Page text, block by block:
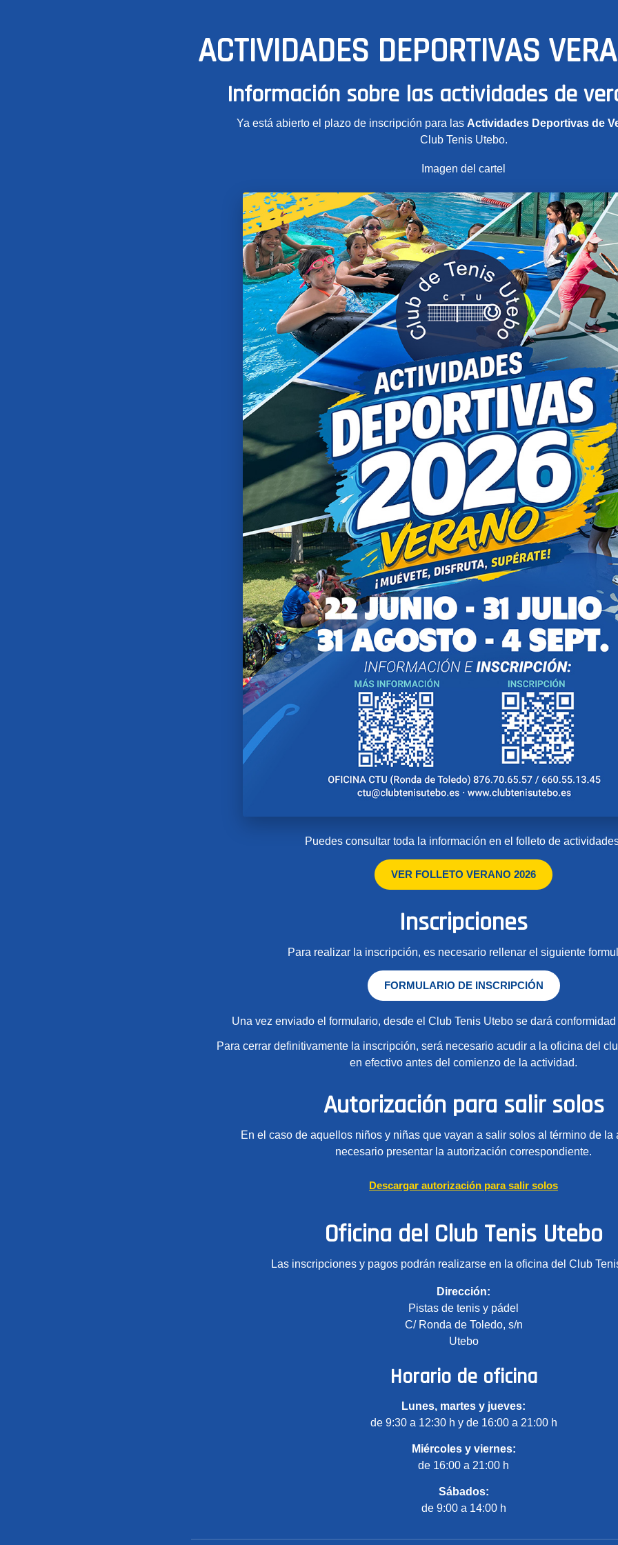
ACTIVIDADES DEPORTIVAS
Información sobre las actividades de
Ya está abierto el plazo de inscripción para las Actividades Deportivas de
Club Tenis Utebo.
Imagen del cartel
Puedes consultar toda la información en el folleto de
VER FOLLETO VERANO 2026
Inscripciones
Para realizar la inscripción, es necesario rellenar el siguiente
FORMULARIO DE INSCRIPCIÓN
Una vez enviado el formulario, desde el Club Tenis Utebo se dará
Para cerrar definitivamente la inscripción, será necesario acudir a la oficina del
en efectivo antes del comienzo de la actividad.
Autorización para salir solos
En el caso de aquellos niños y niñas que vayan a salir solos al término de la
necesario presentar la autorización correspondiente.
Descargar autorización para salir solos
Oficina del Club Tenis Utebo
Las inscripciones y pagos podrán realizarse en la oficina del Club
Dirección:
Pistas de tenis y pádel
C/ Ronda de Toledo, s/n
Utebo
Horario de oficina
Lunes, martes y jueves:
de 9:30 a 12:30 h y de 16:00 a 21:00 h
Miércoles y viernes:
de 16:00 a 21:00 h
Sábados:
de 9:00 a 14:00 h